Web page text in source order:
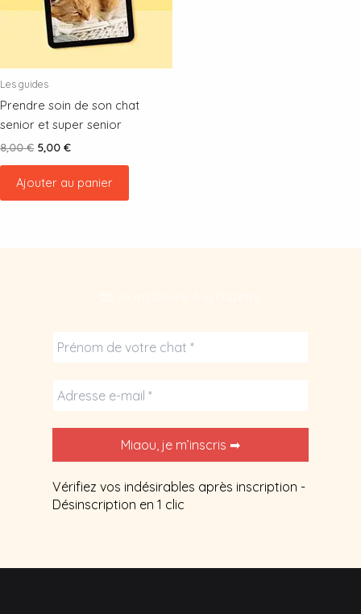
Les guides
Prendre soin de son chat
senior et super senior
8,00€ Le
était :
8,00 €.
5,00 €Le
est :
5,00 €.
Ajouter au panier
Vérifiez vos indésirables après inscription -
Désinscription en 1 clic